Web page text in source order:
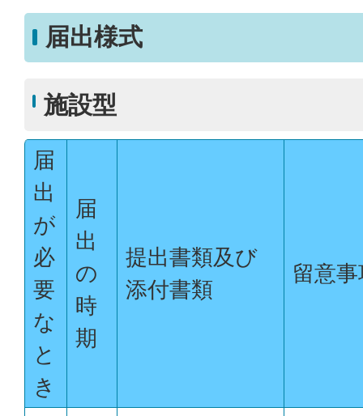
届出様式
施設型
届
出
が
必
要
な
と
き
届
出
の
時
期
提出書類及び
添付書類
留意